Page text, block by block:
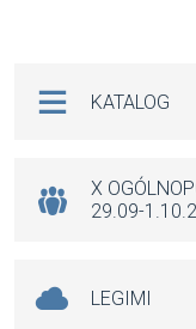
o
k
KATALOG
X
29.09-
LEGIMI